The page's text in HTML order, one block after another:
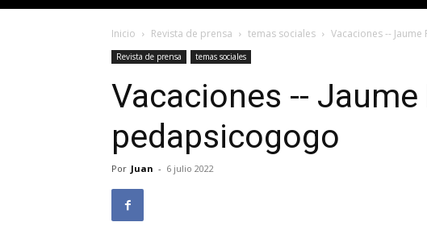
Inicio Revista de prensa temas sociales Vacaciones --
Revista de prensa temas sociales
Vacaciones --
pedapsicogogo
Por Juan - 6 julio 2022